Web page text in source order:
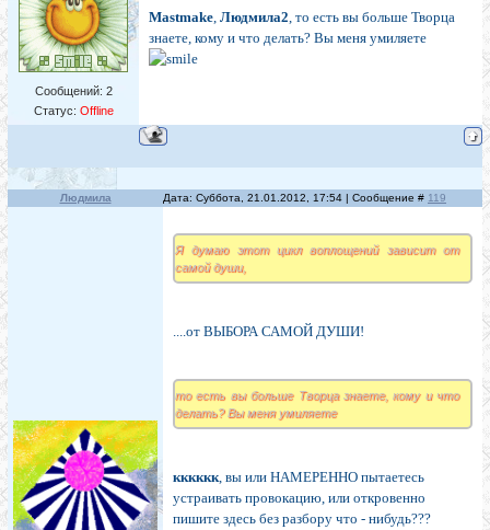
Сообщений: 2
Статус: Offline
Mastmake, Людмила2, то есть вы больше Творца
знаете, кому и что делать? Вы меня умиляете
Людмила Дата: Суббота, 21.01.2012, 17:54 | Сообщение # 119
Я думаю этот цикл воплощений зависит от
самой души,
....от ВЫБОРА САМОЙ ДУШИ!
то есть вы больше Творца знаете, кому и что
делать? Вы меня умиляете
кккккк, вы или НАМЕРЕННО пытаетесь
устраивать провокацию, или откровенно
пишите здесь без разбору что - нибудь???